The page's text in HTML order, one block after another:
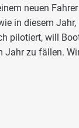
neuen
in diesem
pilotiert, will
Jahr zu fällen.